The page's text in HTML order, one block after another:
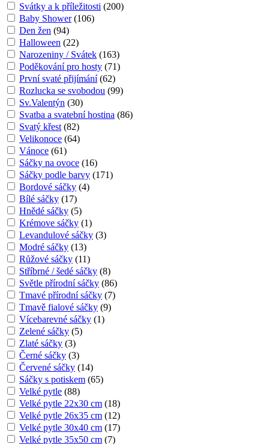
Svátky a k příležitosti (200)
Baby Shower (106)
Den žen (94)
Halloween (22)
Narozeniny / Svátek (163)
Poděkování pro hosty (71)
První svaté přijímání (62)
Rozlucka se svobodou (99)
Sv.Valentýn (30)
Svatba a svatební hostina (86)
Svatý křest (82)
Velikonoce (64)
Vánoce (61)
Sáčky na ovoce (16)
Sáčky podle barvy (171)
Bordové sáčky (4)
Bílé sáčky (17)
Hnědé sáčky (5)
Krémove sáčky (1)
Levandulové sáčky (3)
Modré sáčky (13)
Růžové sáčky (11)
Stříbrné / šedé sáčky (8)
Světle přírodní sáčky (86)
Tmavé přírodní sáčky (7)
Tmavě fialové sáčky (9)
Vícebarevné sáčky (1)
Zelené sáčky (5)
Zlaté sáčky (3)
Černé sáčky (3)
Červené sáčky (14)
Sáčky s potiskem (65)
Velké pytle (88)
Velké pytle 22x30 cm (18)
Velké pytle 26x35 cm (12)
Velké pytle 30x40 cm (17)
Velké pytle 35x50 cm (7)